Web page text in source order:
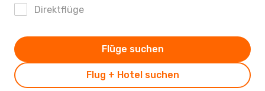
Direktflüge
Flug + Hotel suchen
Flüge suchen